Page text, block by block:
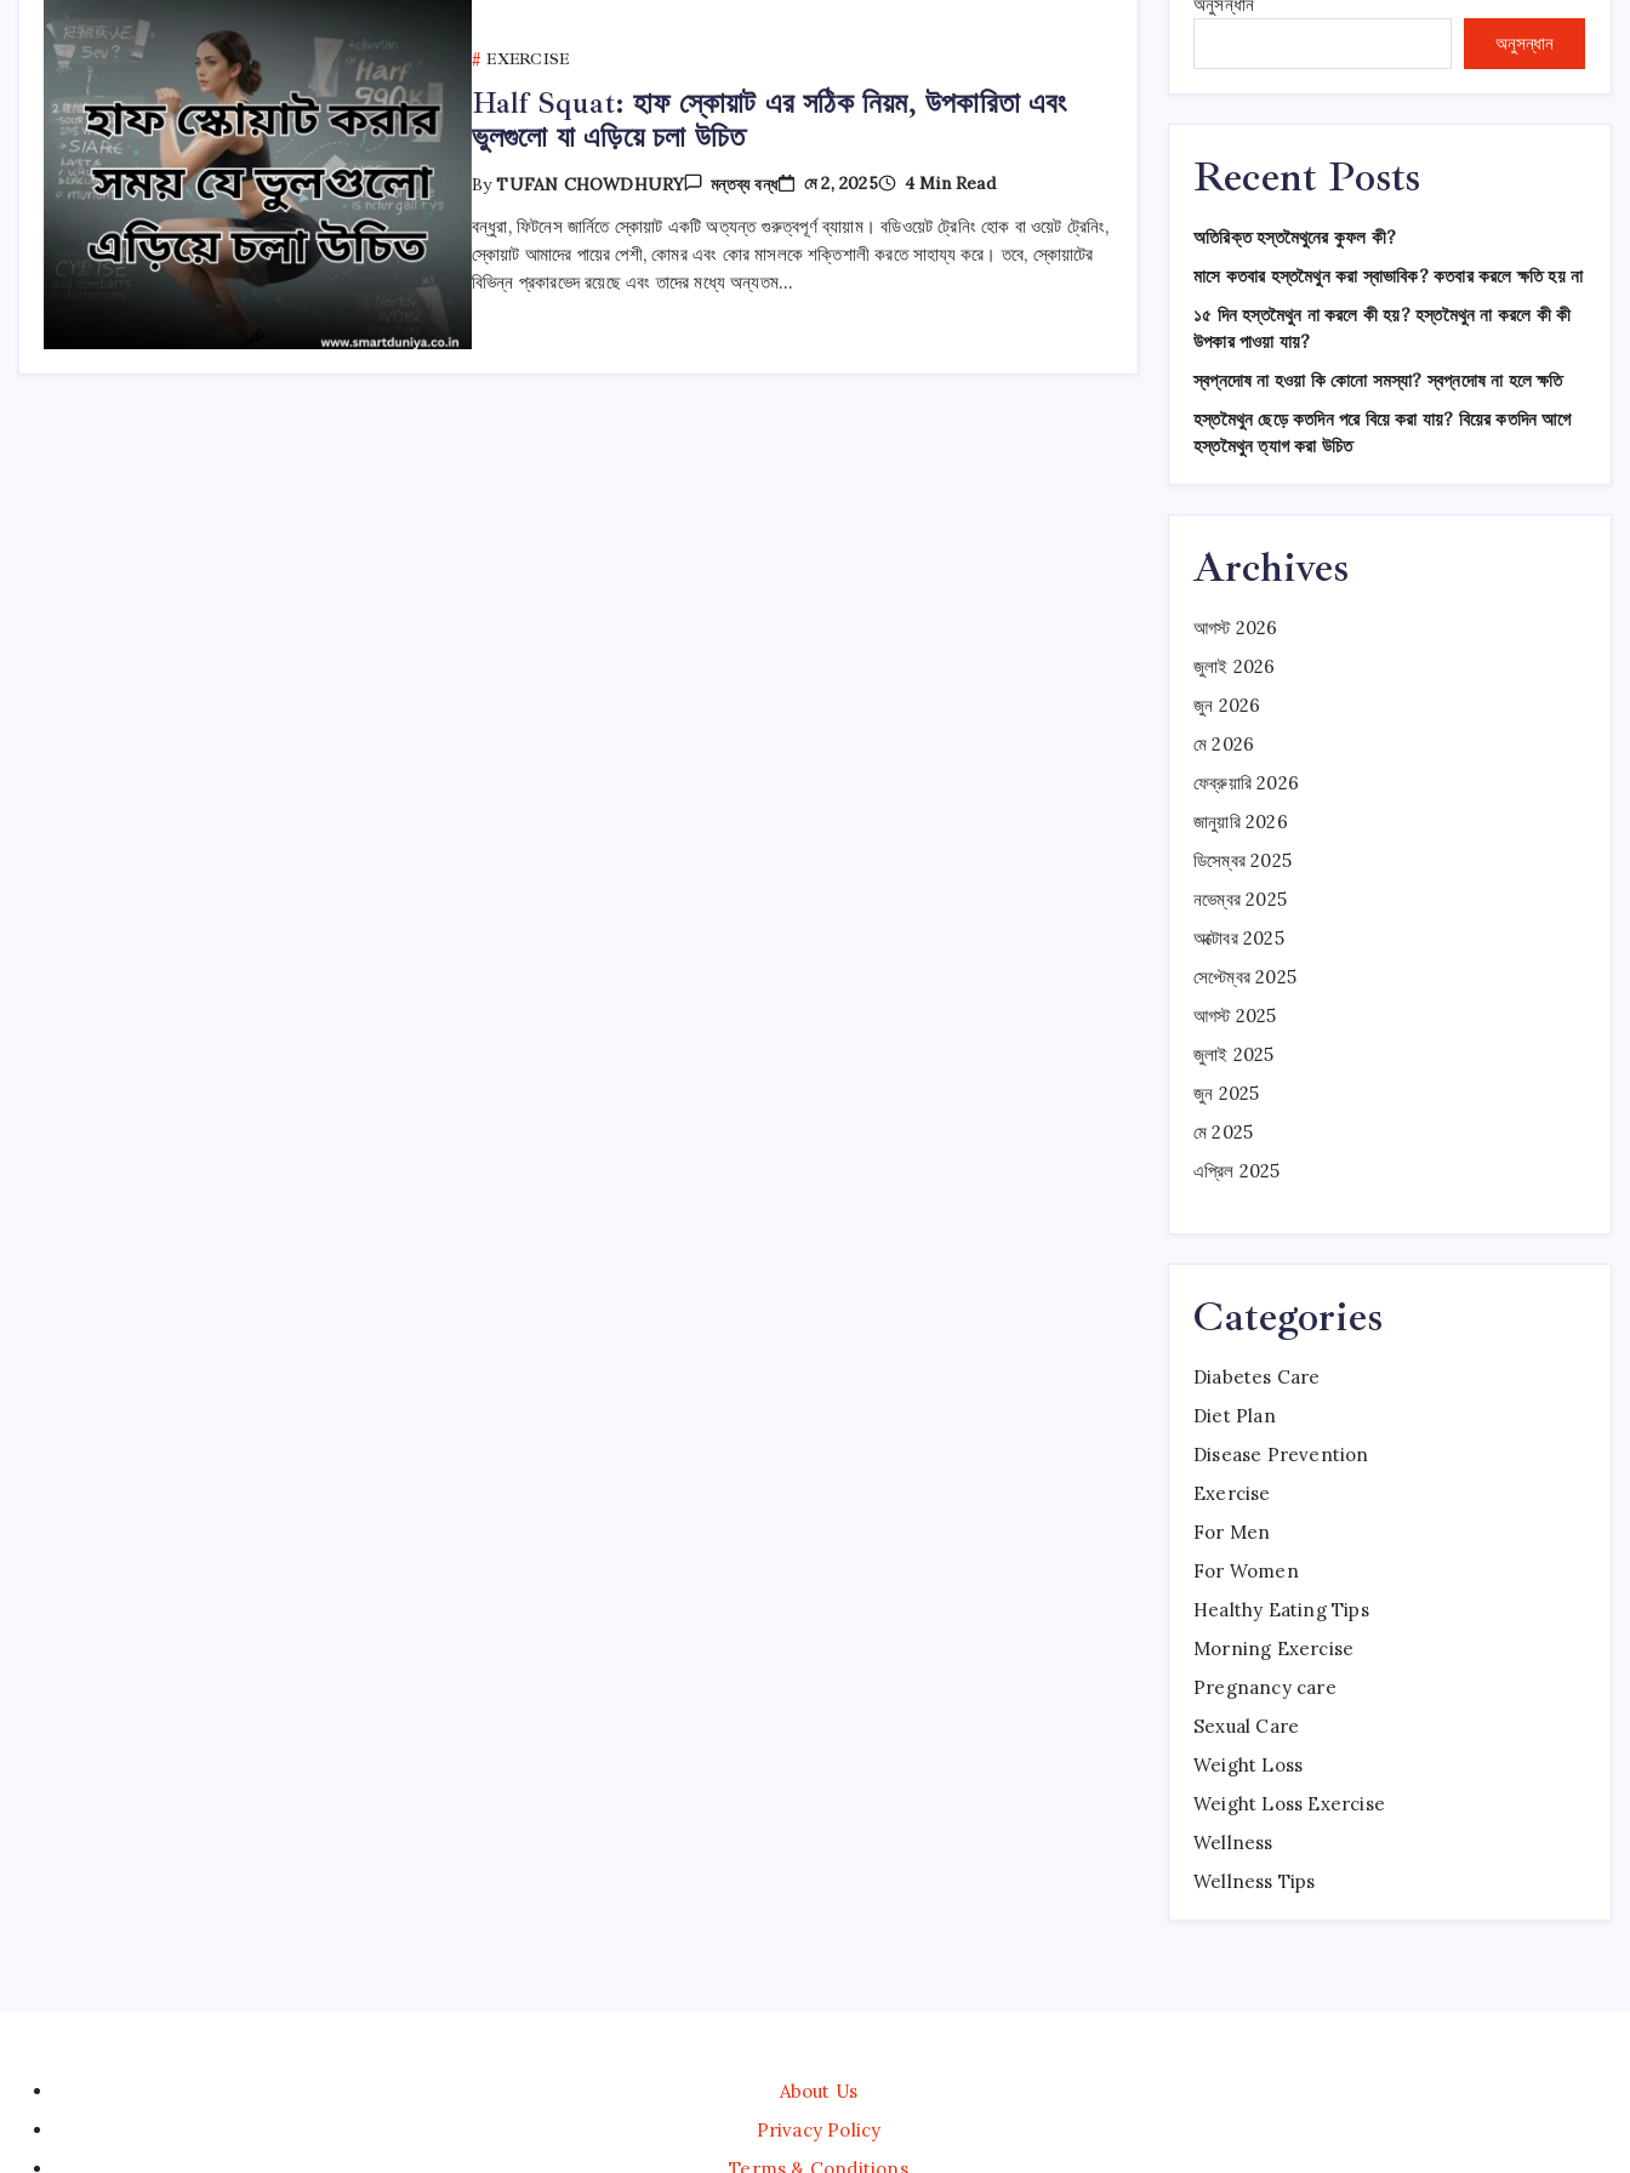
EXERCISE
Half Squat: হাফ স্কোয়াট এর সঠিক নিয়ম, উপকারিতা এবং
ভুলগুলো যা এড়িয়ে চলা উচিত
ByTUFAN CHOWDHURY
Half
Squat:
হাফ
স্কোয়াট
এর
সঠিক
নিয়ম,
মন্তব্য বন্ধ মে 2, 2025 4 Min Read
বন্ধুরা, ফিটনেস জার্নিতে স্কোয়াট একটি অত্যন্ত গুরুত্বপূর্ণ ব্যায়াম। বডিওয়েট ট্রেনিং হোক বা ওয়েট ট্রেনিং,
স্কোয়াট আমাদের পায়ের পেশী, কোমর এবং কোর মাসলকে শক্তিশালী করতে সাহায্য করে। তবে, স্কোয়াটের
বিভিন্ন প্রকারভেদ রয়েছে এবং তাদের মধ্যে অন্যতম…
অনুসন্ধান
Recent Posts
অতিরিক্ত হস্তমৈথুনের কুফল কী?
মাসে কতবার হস্তমৈথুন করা স্বাভাবিক? কতবার করলে ক্ষতি হয় না
১৫ দিন হস্তমৈথুন না করলে কী হয়? হস্তমৈথুন না করলে কী কী
উপকার পাওয়া যায়?
স্বপ্নদোষ না হওয়া কি কোনো সমস্যা? স্বপ্নদোষ না হলে ক্ষতি
হস্তমৈথুন ছেড়ে কতদিন পরে বিয়ে করা যায়? বিয়ের কতদিন আগে
হস্তমৈথুন ত্যাগ করা উচিত
Archives
আগস্ট 2026
জুলাই 2026
জুন 2026
মে 2026
ফেব্রুয়ারি 2026
জানুয়ারি 2026
ডিসেম্বর 2025
নভেম্বর 2025
অক্টোবর 2025
সেপ্টেম্বর 2025
আগস্ট 2025
জুলাই 2025
জুন 2025
মে 2025
এপ্রিল 2025
Categories
Diabetes Care
Diet Plan
Disease Prevention
Exercise
For Men
For Women
Healthy Eating Tips
Morning Exercise
Pregnancy care
Sexual Care
Weight Loss
Weight Loss Exercise
Wellness
Wellness Tips
About Us
Privacy Policy